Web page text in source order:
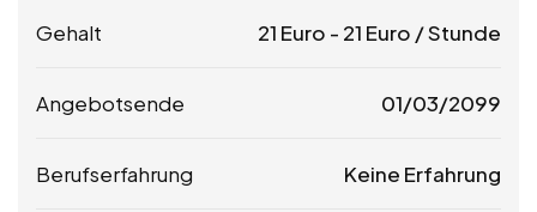
Gehalt 21 Euro - 21 Euro / Stunde
Angebotsende 01/03/2099
Berufserfahrung Keine Erfahrung